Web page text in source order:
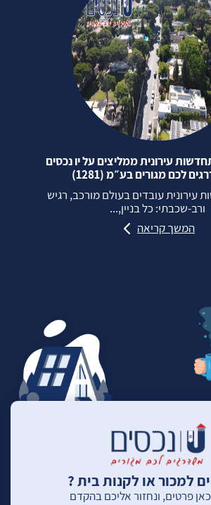
עירונית ממליצים על יו נכסים
לכם מגורים בע״מ (1281)
עירונית עובדים בעולם מורכב, רגיש
ורב‑שכבתי: כל בניין,...
המשך קריאה
למכור או לקנות בית ?
פרטים, ונחזור אליכם בהקדם